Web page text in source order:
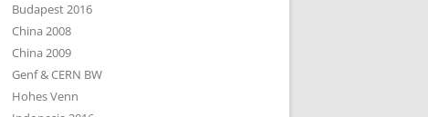
Budapest 2016
China 2008
China 2009
Genf & CERN BW
Hohes Venn